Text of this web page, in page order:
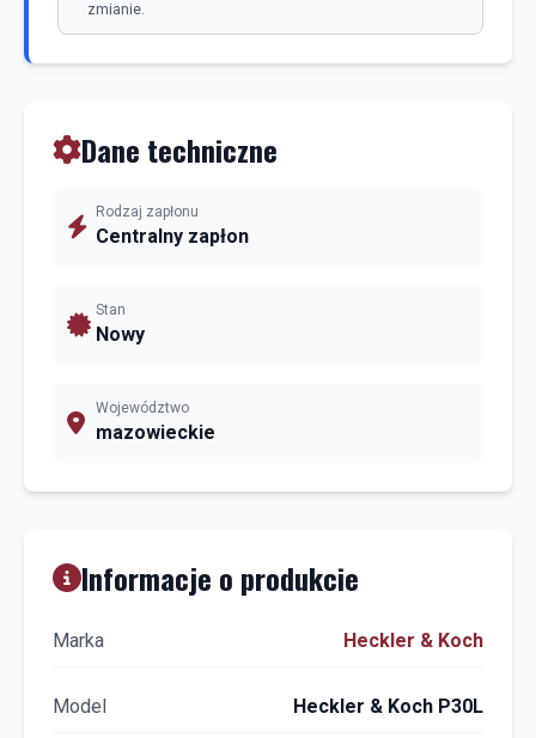
zmianie.
Dane techniczne
Rodzaj zapłonu
Centralny zapłon
Stan
Nowy
Województwo
mazowieckie
Informacje o produkcie
Marka Heckler & Koch
Model Heckler & Koch P30L